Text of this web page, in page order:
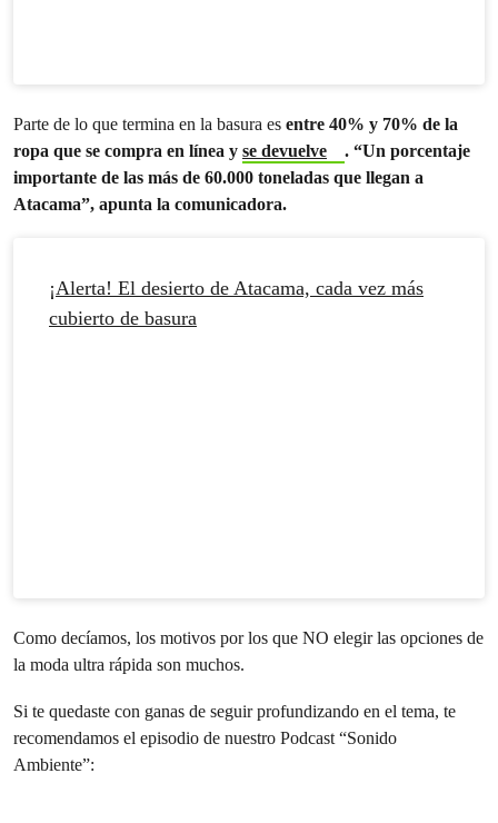
Parte de lo que termina en la basura es entre 40% y 70% de la
ropa que se compra en línea y se devuelve
. “Un porcentaje
importante de las más de 60.000 toneladas que llegan a
Atacama”, apunta la comunicadora.
¡Alerta! El desierto de Atacama, cada vez más
cubierto de basura
Como decíamos, los motivos por los que NO elegir las opciones de
la moda ultra rápida son muchos.
Si te quedaste con ganas de seguir profundizando en el tema, te
recomendamos el episodio de nuestro Podcast “Sonido
Ambiente”: